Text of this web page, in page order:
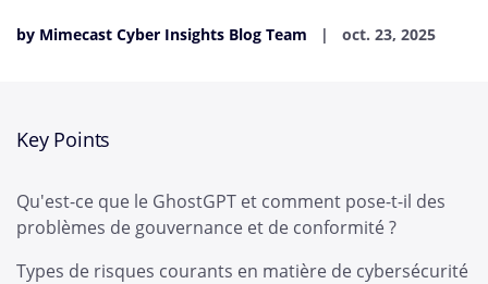
by Mimecast Cyber Insights Blog Team oct. 23, 2025
Key Points
Qu'est-ce que le GhostGPT et comment pose-t-il des
problèmes de gouvernance et de conformité ?
Types de risques courants en matière de cybersécurité